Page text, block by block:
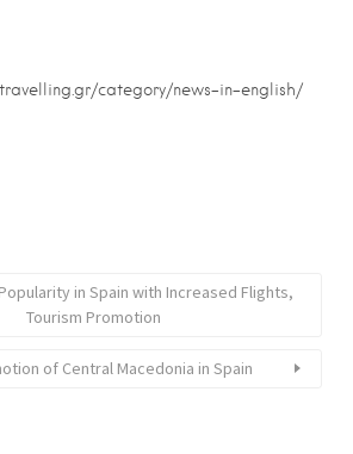
category/news-in-english/
in Spain with Increased Flights,
Tourism Promotion
of Central Macedonia in Spain